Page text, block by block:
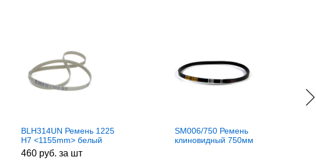
BLH314UN Ремень 1225
H7 <1155mm> белый
MEGADYNE, зам. WN274
460 руб. за шт
SM006/750 Ремень
клиновидный 750мм